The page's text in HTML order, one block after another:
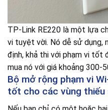
TP-Link RE220 là một lựa
vi tuyệt vời. Nó dễ sử dụng,
định, khả thi với phạm vi tốt
mua nó với giá khoảng 300-
Bộ mở rộng phạm vi
tốt cho các vùng thiếu